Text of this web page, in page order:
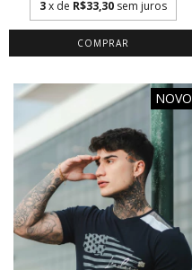
3 x de R$33,30 sem juros
COMPRAR
NOVO